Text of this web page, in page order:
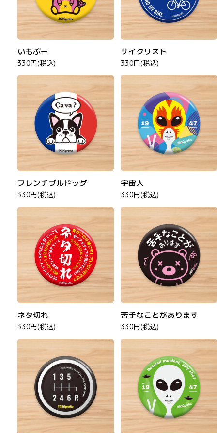
いもぶー
330円(税込)
サイクリスト
330円(税込)
フレンチブルドッグ
330円(税込)
宇宙人
330円(税込)
ネタ切れ
330円(税込)
苦手なことがあります
330円(税込)